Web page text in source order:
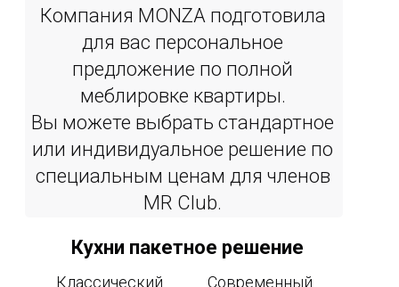
Кухни пакетное решение
Компания MONZA подготовила
для вас персональное
предложение по полной
меблировке квартиры.
Вы можете выбрать стандартное
или индивидуальное решение по
специальным ценам для членов
MR Сlub.
Современный
Классический